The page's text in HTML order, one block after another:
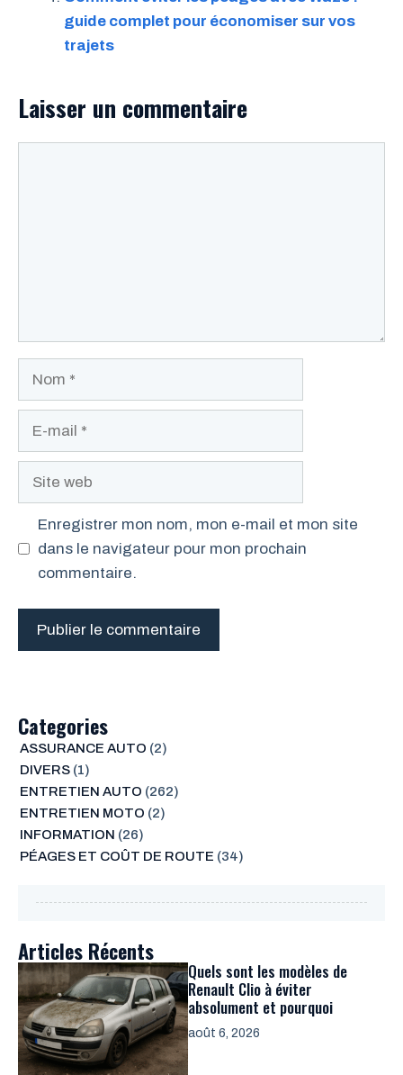
guide complet pour économiser sur vos
trajets
Laisser un commentaire
Site
Enregistrer mon nom, mon e-mail et mon site
dans le navigateur pour mon prochain
commentaire.
Categories
ASSURANCE AUTO (2)
DIVERS(1)
ENTRETIEN AUTO (262)
ENTRETIEN MOTO (2)
INFORMATION (26)
PÉAGES ET COÛT DE ROUTE (34)
Articles Récents
Quels sont les modèles de
Renault Clio à éviter
absolument et pourquoi
août 6, 2026